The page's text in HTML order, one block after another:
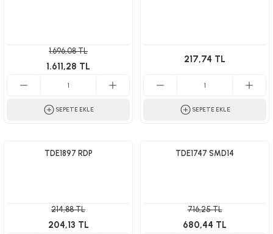
1.696,08 TL
1.611,28 TL
SEPETE EKLE
217,74 TL
SEPETE EKLE
TDE1897 RDP
214,88 TL
204,13 TL
TDE1747 SMD14
716,25 TL
680,44 TL